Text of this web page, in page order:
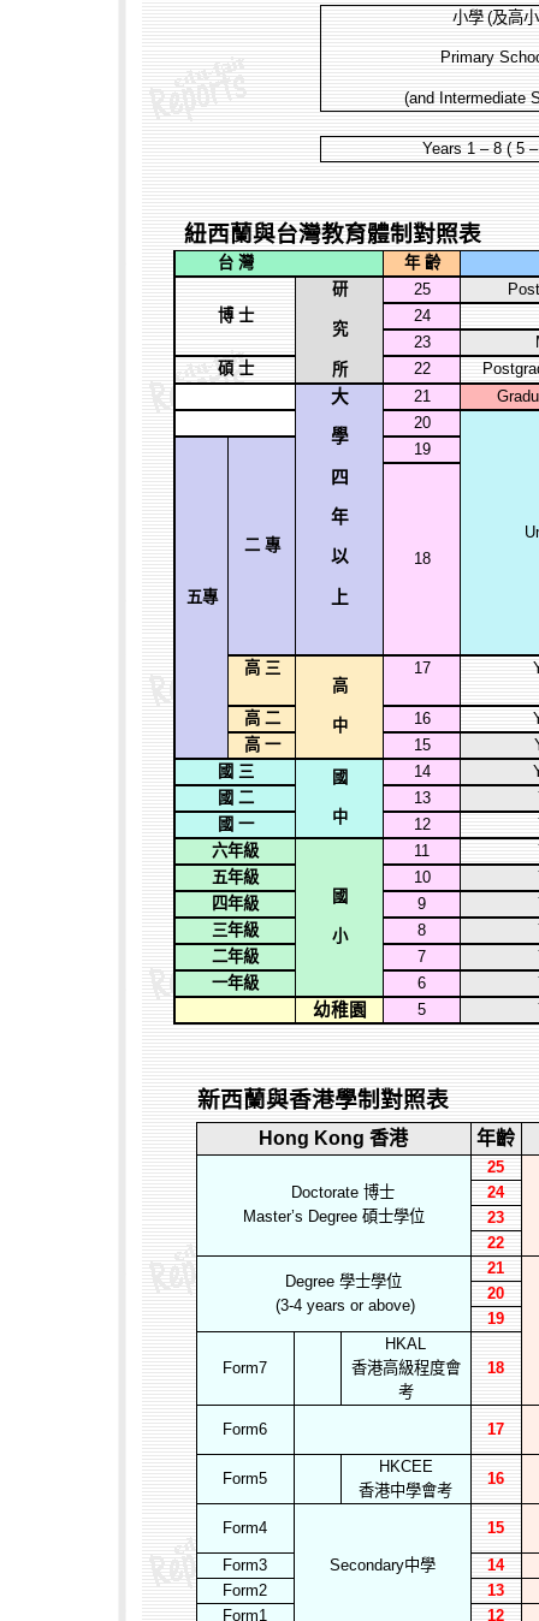
小學 (及高小
Primary
(and Intermediate
Years 1 – 8 ( 5
紐西蘭與台灣教育體制對照表
台 灣 年 齡
博 士
研
究
所
25
24
23
碩 士
22
大
學
四
年
以
上
21
20
五專
二 專
19
18
高 三
高
中
17
高 二 16
高 一
15
國 三
國
中
14
國 二
13
國 一
12
六年級
國
小
11
五年級
10
四年級
9
三年級
8
二年級
7
一年級
6
幼稚園 5
新西蘭與香港學制對照表
Hong Kong 香港 年齡
Doctorate 博士
Master’s Degree 碩士學位
25
24
23
22
Degree 學士學位
(3-4 years or above)
21
20
19
Form7
HKAL
香港高級程度會
考
18
Form6 17
Form5
HKCEE
香港中學會考
16
Form4
Secondary中學
15
Form3
14
Form2
13
Form1
12